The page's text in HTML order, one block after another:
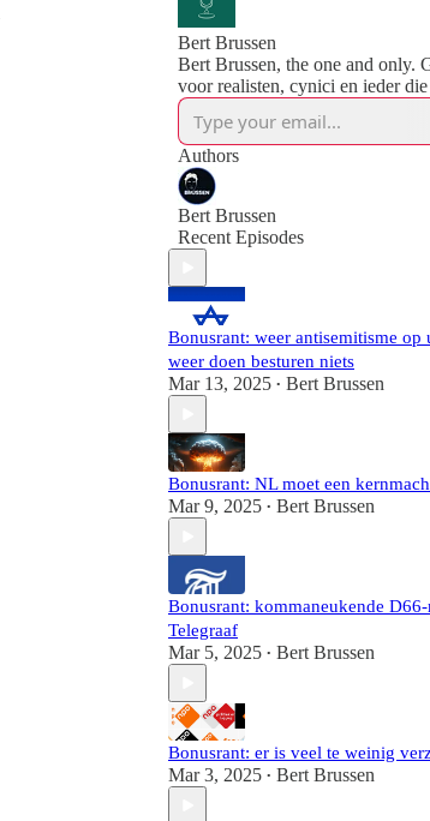
Bert Brussen
Bert Brussen, the one and only.
voor realisten, cynici en ieder
Authors
Bert Brussen
Recent Episodes
Bonusrant: weer antisemitisme op
weer doen besturen niets
Mar 13, 2025 • Bert Brussen
Bonusrant: NL moet een
Mar 9, 2025 • Bert Brussen
Bonusrant: kommaneukende
Telegraaf
Mar 5, 2025 • Bert Brussen
Bonusrant: er is veel te weinig
Mar 3, 2025 • Bert Brussen